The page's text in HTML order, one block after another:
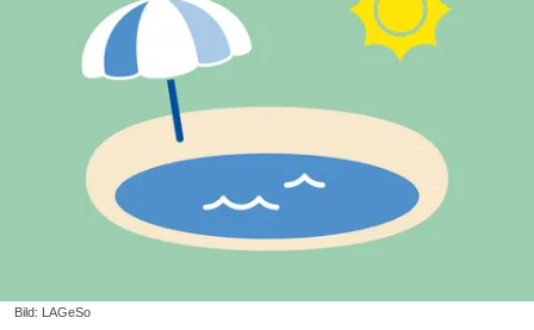
Bild: LAGeSo